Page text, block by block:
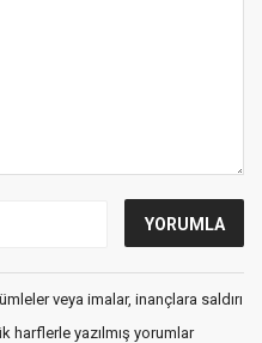
veya imalar, inançlara saldırı
harflerle yazılmış yorumlar